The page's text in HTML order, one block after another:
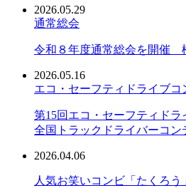
2026.05.29
通常総会
令和８年度通常総会を開催
2026.05.16
エコ・セーフティドライブコ
第15回エコ・セーフティドラ
全国トラックドライバーコン
2026.04.06
人気お笑いコンビ「たくろ